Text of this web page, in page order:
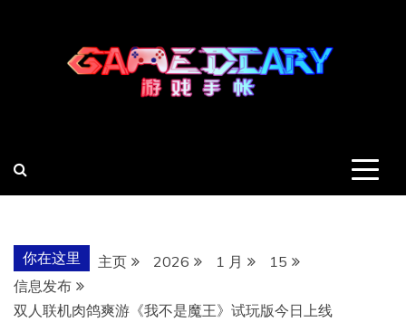
你在这里 主页 2026 1 月
15
信息发布
双人联机肉鸽爽游《我不是魔王》试玩版今日上线